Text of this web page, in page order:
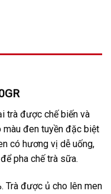
trà được chế biến và
màu đen tuyền đặc biệt
có hương vị dễ uống,
pha chế trà sữa.
Trà được ủ cho lên men